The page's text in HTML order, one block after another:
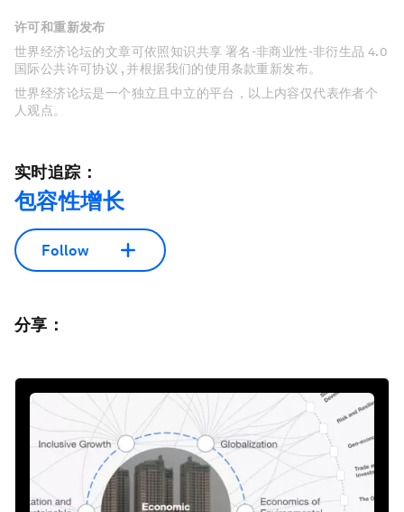
许可和重新发布
世界经济论坛的文章可依照知识共享 署名-非商业性-非衍生品 4.0
国际公共许可协议 , 并根据我们的使用条款重新发布。
世界经济论坛是一个独立且中立的平台，以上内容仅代表作者个
人观点。
实时追踪：
包容性增长
Follow
分享：